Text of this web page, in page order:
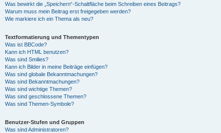
Was bewirkt die „Speichern“-Schaltfläche beim Schreiben eines Beitrags?
Warum muss mein Beitrag erst freigegeben werden?
Wie markiere ich ein Thema als neu?
Textformatierung und Thementypen
Was ist BBCode?
Kann ich HTML benutzen?
Was sind Smilies?
Kann ich Bilder in meine Beiträge einfügen?
Was sind globale Bekanntmachungen?
Was sind Bekanntmachungen?
Was sind wichtige Themen?
Was sind geschlossene Themen?
Was sind Themen-Symbole?
Benutzer-Stufen und Gruppen
Was sind Administratoren?